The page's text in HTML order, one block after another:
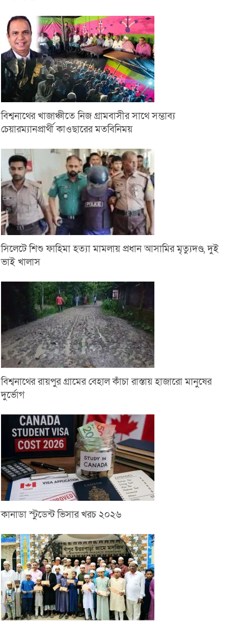
বিশ্বনাথের খাজাঞ্চীতে নিজ গ্রামবাসীর সাথে সম্ভাব্য
চেয়ারম্যানপ্রার্থী কাওছারের মতবিনিময়
সিলেটে শিশু ফাহিমা হত্যা মামলায় প্রধান আসামির মৃত্যুদণ্ড, দুই
ভাই খালাস
বিশ্বনাথের রায়পুর গ্রামের বেহাল কাঁচা রাস্তায় হাজারো মানুষের
দুর্ভোগ
কানাডা স্টুডেন্ট ভিসার খরচ ২০২৬